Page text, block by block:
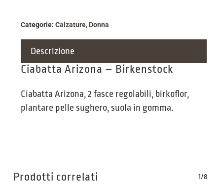
Categorie: Calzature, Donna
Descrizione
Ciabatta Arizona – Birkenstock
Ciabatta Arizona, 2 fasce regolabili, birkoflor,
plantare pelle sughero, suola in gomma.
Prodotti correlati 1/8